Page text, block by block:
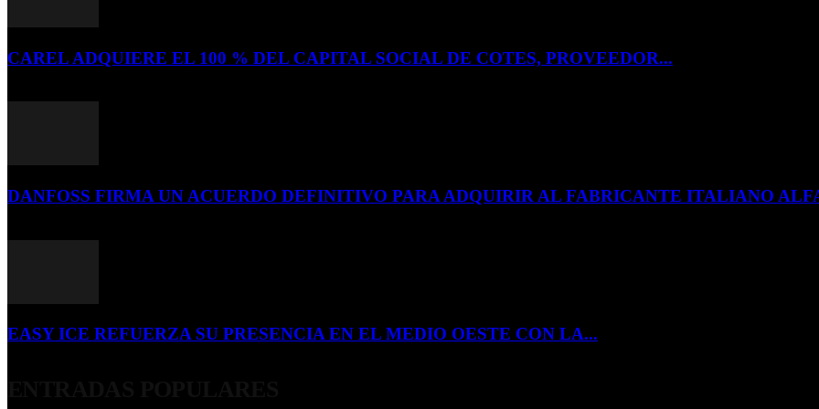
CAREL ADQUIERE EL 100 % DEL CAPITAL SOCIAL DE COTES, PROVEEDOR...
DANFOSS FIRMA UN ACUERDO DEFINITIVO PARA ADQUIRIR AL FABRICANTE ITALIANO
EASY ICE REFUERZA SU PRESENCIA EN EL MEDIO OESTE CON LA...